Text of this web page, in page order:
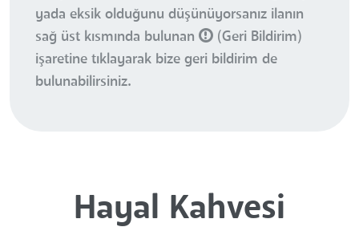
yada eksik olduğunu düşünüyorsanız ilanın
sağ üst kısmında bulunan
(Geri Bildirim)
işaretine tıklayarak bize geri bildirim de
bulunabilirsiniz.
Hayal Kahvesi